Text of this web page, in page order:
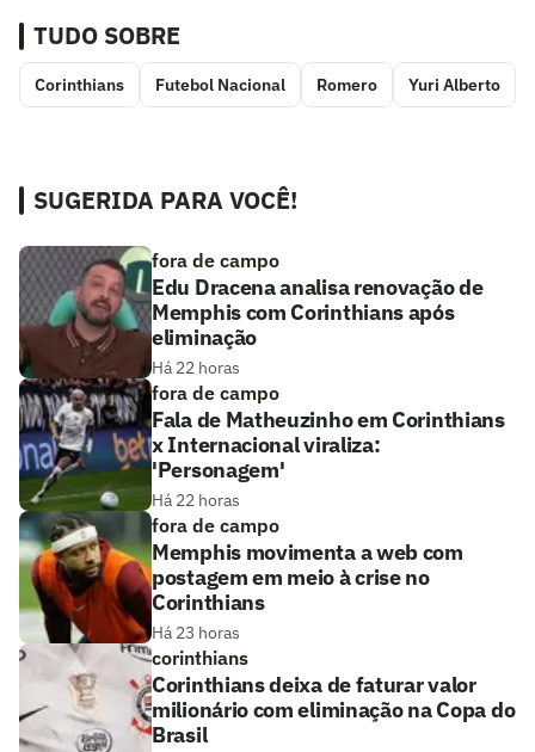
TUDO SOBRE
Corinthians Futebol Nacional Romero Yuri Alberto
SUGERIDA PARA VOCÊ!
fora de campo
Edu Dracena analisa renovação de
Memphis com Corinthians após
eliminação
Há 22 horas
fora de campo
Fala de Matheuzinho em Corinthians
x Internacional viraliza:
'Personagem'
Há 22 horas
fora de campo
Memphis movimenta a web com
postagem em meio à crise no
Corinthians
Há 23 horas
corinthians
Corinthians deixa de faturar valor
milionário com eliminação na Copa do
Brasil